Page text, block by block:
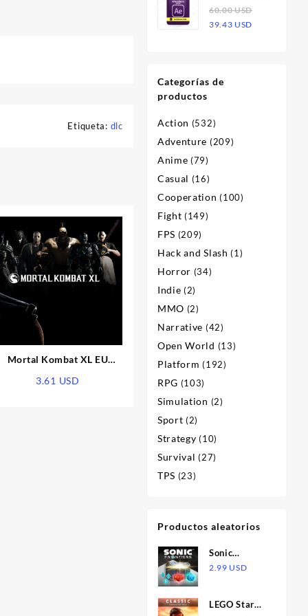
Etiqueta: dlc
Mortal Kombat XL EU
3.61 USD
era:
60.00 USD.
es:
Effects 2023
| Licencia
60.00USD
El
60.00 USD.
39.43 USD
Categorías de
productos
Action (532)
Adventure (209)
Anime (79)
Casual (16)
Cooperation (100)
Fight (149)
FPS (209)
Hack and Slash (1)
Horror (34)
Indie (2)
MMO (2)
Narrative (42)
Open World (13)
Platform (192)
RPG (103)
Simulation (2)
Sport (2)
Strategy (10)
Survival (27)
TPS (23)
Productos aleatorios
Sonic
Frontiers:
DLC EU PS5
2.99 USD
LEGO Star